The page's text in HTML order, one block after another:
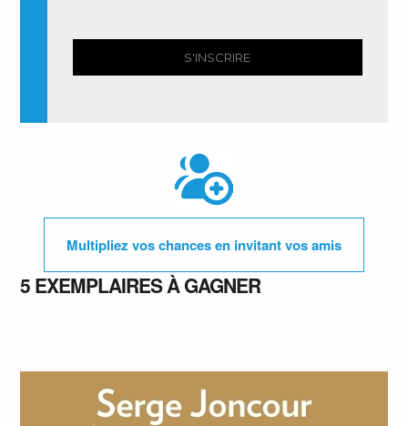
Multipliez vos chances en invitant vos amis
5 EXEMPLAIRES À GAGNER